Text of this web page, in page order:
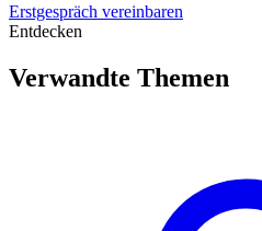
Erstgespräch vereinbaren
Entdecken
Verwandte Themen